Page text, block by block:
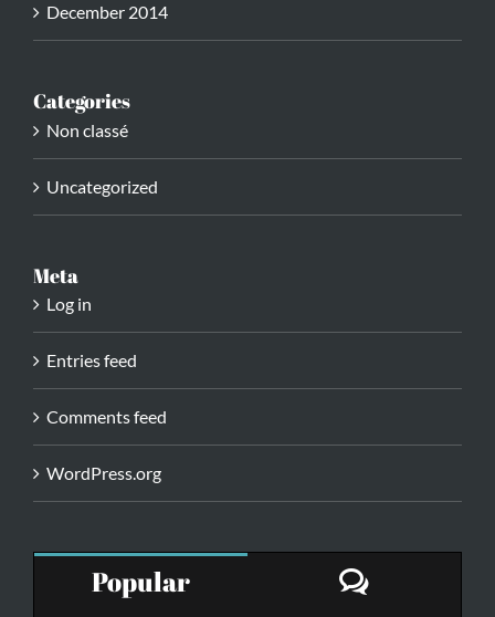
December 2014
Categories
Non classé
Uncategorized
Meta
Log in
Entries feed
Comments feed
WordPress.org
Popular